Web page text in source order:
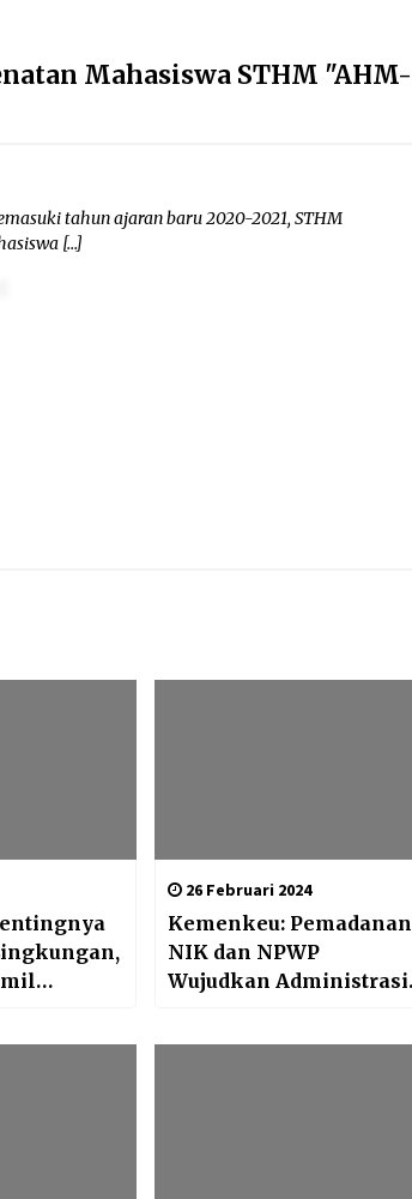
Mahasiswa STHM "AHM-
tahun ajaran baru 2020-2021, STHM
[…]
26 Februari 2024
Kemenkeu: Pemadanan
NIK dan NPWP
Wujudkan Administrasi
Efisien